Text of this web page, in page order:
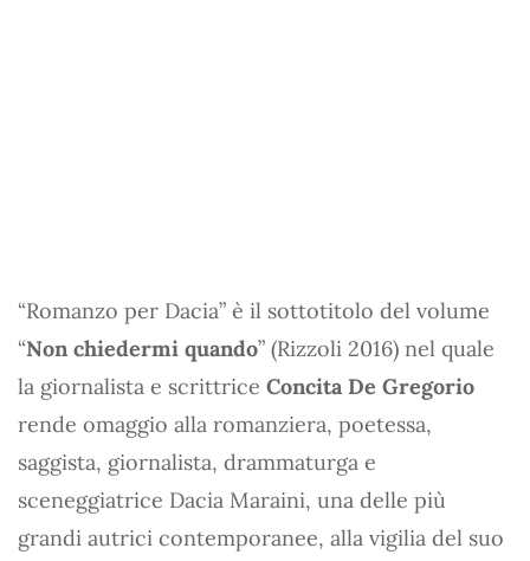
“Romanzo per Dacia” è il sottotitolo del volume
“Non chiedermi quando” (Rizzoli 2016) nel quale
la giornalista e scrittrice Concita De Gregorio
rende omaggio alla romanziera, poetessa,
saggista, giornalista, drammaturga e
sceneggiatrice Dacia Maraini, una delle più
grandi autrici contemporanee, alla vigilia del suo